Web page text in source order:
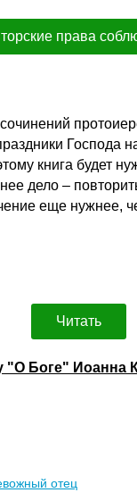
права
книга будет
дело –
еще нужнее,
Читать
"О Боге" Иоанна
отец